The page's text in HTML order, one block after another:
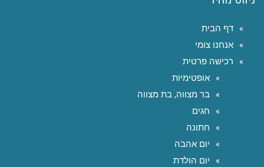
דף הבית
אנחנו צומי
רכישה פרטית
אופטימיות
בר מצווה, בת מצווה
חגים
חתונה
יום אהבה
יום הולדת